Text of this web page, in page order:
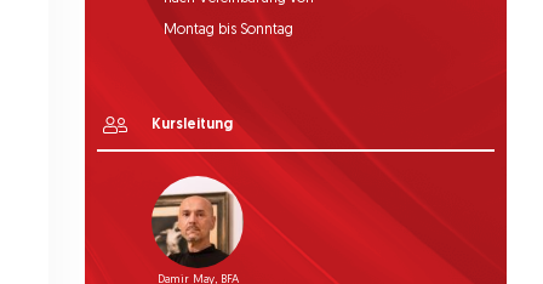
Montag bis Sonntag
Kursleitung
Damir May, BFA